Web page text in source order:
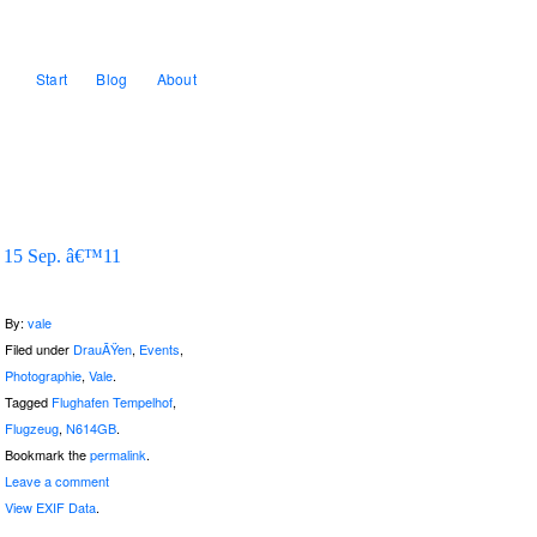
Start Blog About
15 Sep. â€™11
By: vale
Filed under DrauÃŸen, Events,
Photographie, Vale.
Tagged Flughafen Tempelhof,
Flugzeug, N614GB.
Bookmark thepermalink.
Leave a comment
View EXIF Data.